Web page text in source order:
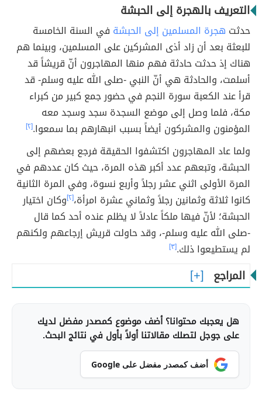
التعريف بالهجرة إلى الحبشة
حدثت هجرة المسلمين إلى الحبشة في السنة الخامسة
للبعثة بعد أن زاد أذى المشركين على المسلمين، وبينما هم
هناك إذ حدثت حادثة فهم منها المهاجرون أنّ قريشاً قد
أسلمت، والحادثة هي أنّ النبي -صلى الله عليه وسلم- قد
قرأ عند الكعبة سورة النجم في حضور جمع كبير من كبراء
مكة، فلما وصل إلى موضع السجدة سجد وسجد معه
المؤمنون والمشركون أيضاً بسبب انبهارهم بما سمعوا.[٢]
ولما عاد المهاجرون اكتشفوا الحقيقة فرجع بعضهم إلى
الحبشة، وتبعهم عدد أكبر هذه المرة، حيث كان عددهم في
المرة الأولى اثني عشر رجلاً وأربع نسوة، وفي المرة الثانية
كانوا ثلاثة وثمانين رجلاً وثماني عشرة امرأة،[٢] وكان اختيار
الحبشة؛ لأنّ فيها ملكاً عادلاً لا يظلم عنده أحد كما قال
-صلى الله عليه وسلم-، وقد حاولت قريش إرجاعهم ولكنهم
لم يستطيعوا ذلك.[٣]
المراجع
هل يعجبك محتوانا؟ أضف موضوع كمصدر مفضل لديك
على جوجل لتصلك مقالاتنا أولاً بأول في نتائج البحث.
أضف كمصدر مفضل على Google